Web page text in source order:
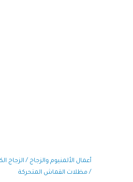
أعمال الألمنيوم والزجاج / الزجاج
/ مظلات القماش المتحركة